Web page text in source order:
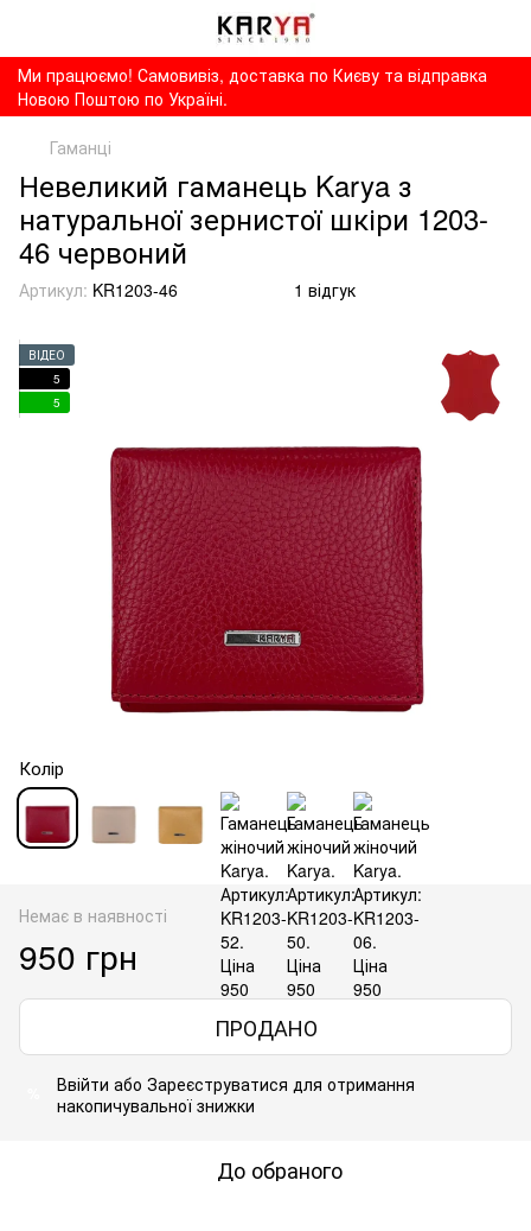
Ми працюємо! Самовивіз, доставка по Києву та відправка
Новою Поштою по Україні.
Гаманці
Невеликий гаманець Karya з
натуральної зернистої шкіри 1203-
46 червоний
Артикул: KR1203-46 1 відгук
ВІДЕО
5
5
Колір
Немає в наявності
950 грн
ПРОДАНО
Ввійти або Зареєструватися для отримання
накопичувальної знижки
До обраного